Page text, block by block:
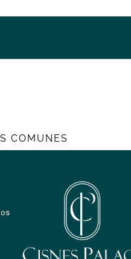
COMUNES